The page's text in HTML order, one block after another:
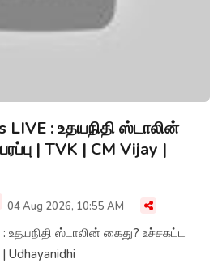
LIVE : உதயநிதி ஸ்டாலின்
| TVK | CM Vijay |
04 Aug 2026, 10:55 AM
உதயநிதி ஸ்டாலின் கைது? உச்சகட்ட
| Udhayanidhi